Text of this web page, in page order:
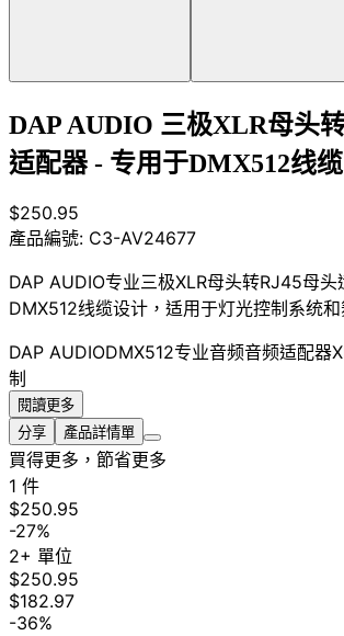
DAP AUDIO 三极XLR母头
适配器 - 专用于DMX512线缆
$250.95
產品編號: C3-AV24677
DAP AUDIO专业三极XLR母头转RJ45母头
DMX512线缆设计，适用于灯光控制系统和
DAP AUDIODMX512专业音频音频适配器
制
閱讀更多
分享
產品詳情單
買得更多，節省更多
1 件
$250.95
-27%
2+ 單位
$250.95
$182.97
-36%